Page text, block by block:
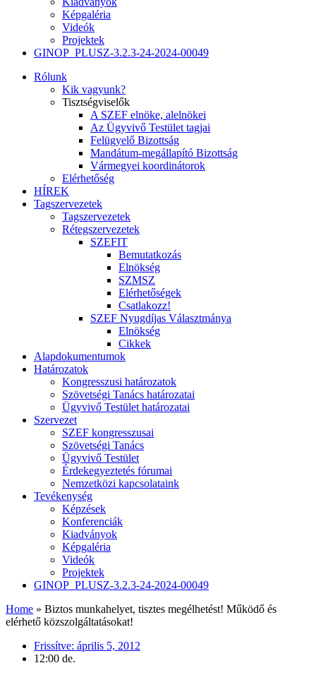
Képgaléria
Videók
Projektek
GINOP_PLUSZ-3.2.3-24-2024-00049
Rólunk
Kik vagyunk?
Tisztségviselők
A SZEF elnöke, alelnökei
Az Ügyvivő Testület tagjai
Felügyelő Bizottság
Mandátum-megállapító Bizottság
Vármegyei koordinátorok
Elérhetőség
HÍREK
Tagszervezetek
Tagszervezetek
Rétegszervezetek
SZEFIT
Bemutatkozás
Elnökség
SZMSZ
Elérhetőségek
Csatlakozz!
SZEF Nyugdíjas Választmánya
Elnökség
Cikkek
Alapdokumentumok
Határozatok
Kongresszusi határozatok
Szövetségi Tanács határozatai
Ügyvivő Testület határozatai
Szervezet
SZEF kongresszusai
Szövetségi Tanács
Ügyvivő Testület
Érdekegyeztetés fórumai
Nemzetközi kapcsolataink
Tevékenység
Képzések
Konferenciák
Kiadványok
Képgaléria
Videók
Projektek
GINOP_PLUSZ-3.2.3-24-2024-00049
Home » Biztos munkahelyet, tisztes megélhetést! Működő és
elérhető közszolgáltatásokat!
Frissítve: április 5, 2012
12:00 de.